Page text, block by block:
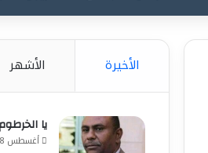
الأخيرة الأشهر
يا
أغسطس 8, 2026